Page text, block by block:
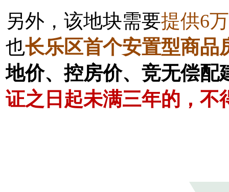
另外，该地块需要提供6
也长乐区首个安置型商品
地价、控房价、竞无偿配
证之日起未满三年的，不